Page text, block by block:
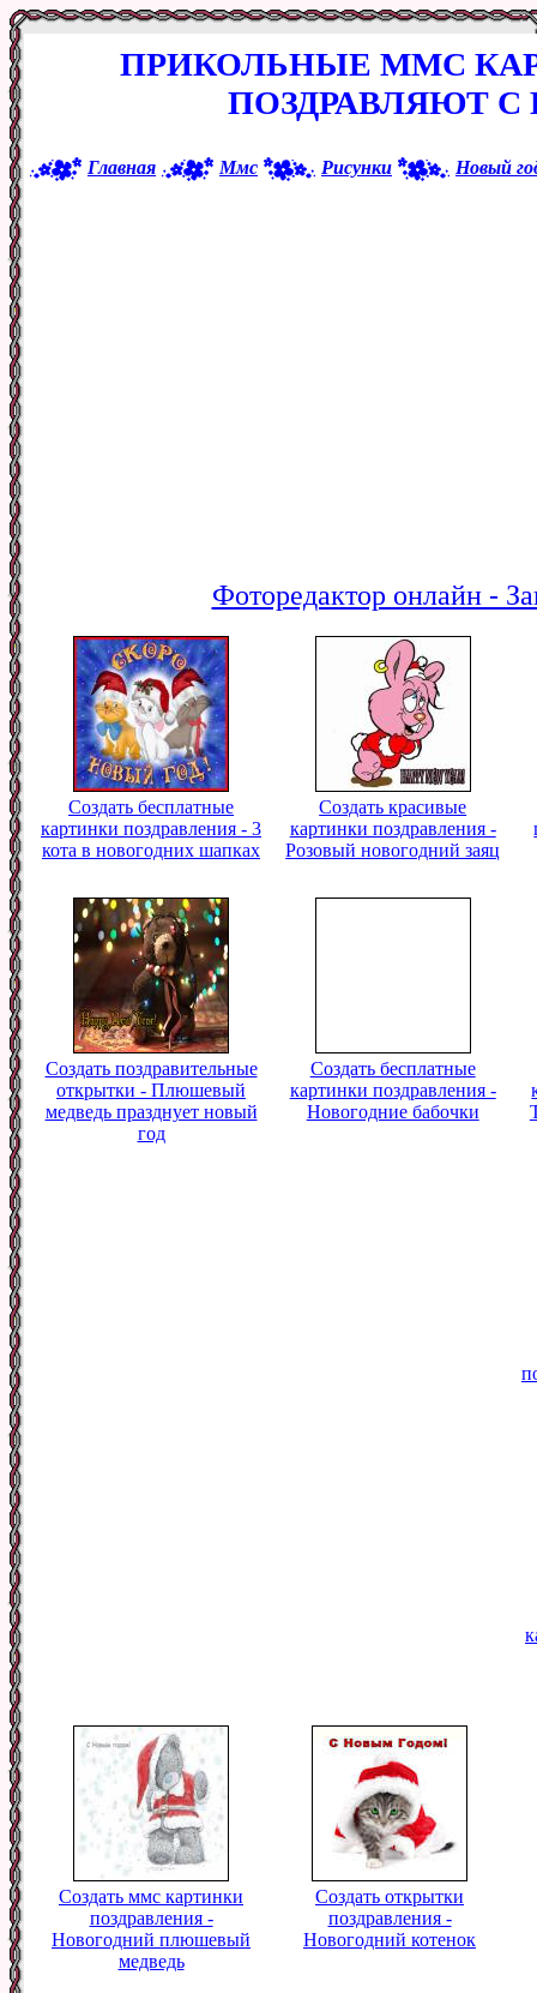
ПРИКОЛЬНЫЕ ММС
ПОЗДРАВЛЯЮТ
Главная Ммс Рисунки Новый
Фоторедактор онлайн -
Создать бесплатные
картинки поздравления - 3
кота в новогодних шапках
Создать красивые
картинки поздравления -
Розовый новогодний заяц
Создать поздравительные
открытки - Плюшевый
медведь празднует новый
год
Создать бесплатные
картинки поздравления -
Новогодние бабочки
Создать ммс картинки
поздравления -
Новогодний плюшевый
медведь
Создать открытки
поздравления -
Новогодний котенок